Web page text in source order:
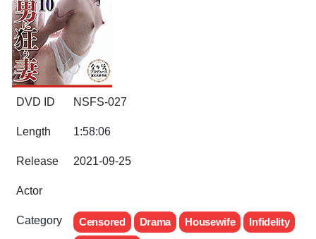
DVD ID NSFS-027
Length 1:58:06
Release 2021-09-25
Actor
Category Censored Drama Housewife
Infidelity